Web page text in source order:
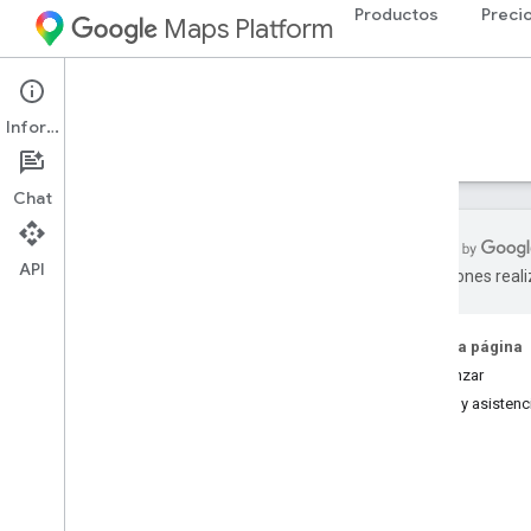
Maps Platform Productos
Environment
Guías
traducciones
En esta página
Comenzar
Ayuda y
Información
Chat
API